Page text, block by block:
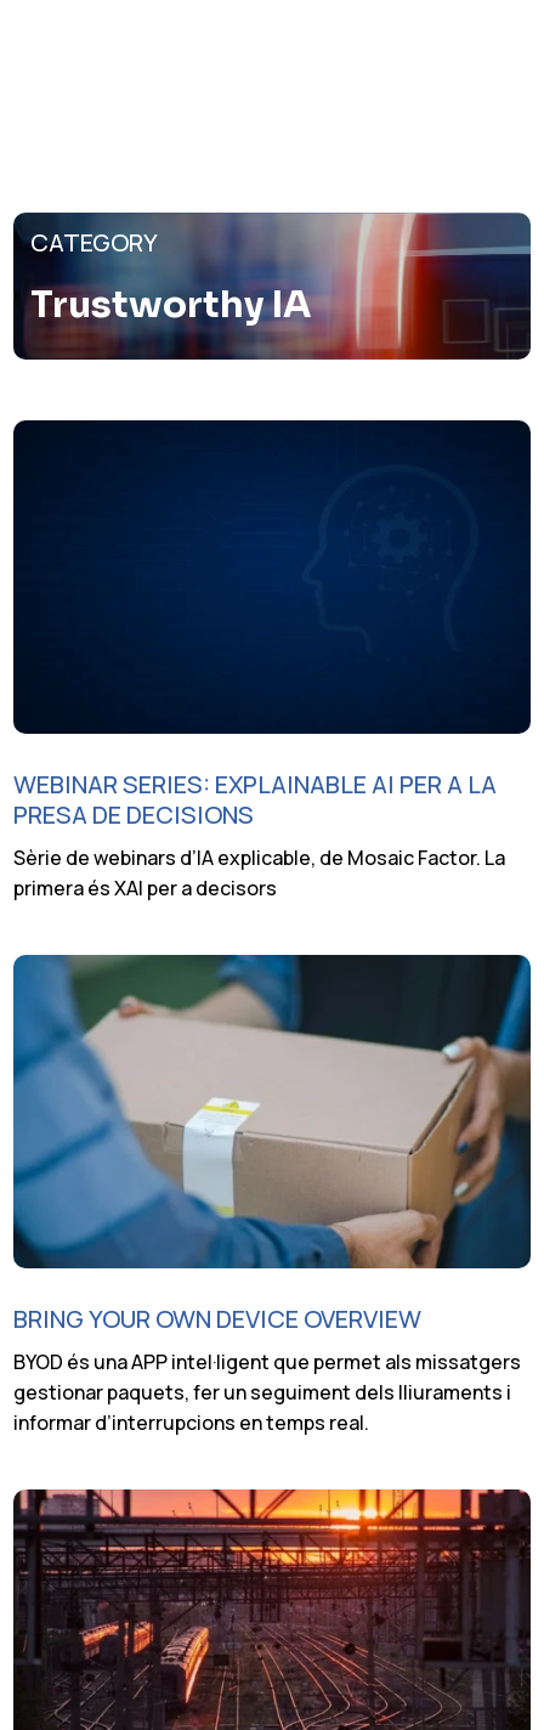
CATEGORY
Trustworthy IA
WEBINAR SERIES: EXPLAINABLE AI PER A LA
PRESA DE DECISIONS
Sèrie de webinars d’IA explicable, de Mosaic Factor. La
primera és XAI per a decisors
BRING YOUR OWN DEVICE OVERVIEW
BYOD és una APP intel·ligent que permet als missatgers
gestionar paquets, fer un seguiment dels lliuraments i
informar d’interrupcions en temps real.